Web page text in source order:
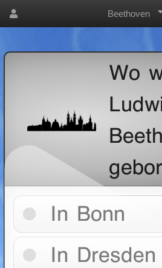
Beethoven
Wo
In Bonn
In Dresden